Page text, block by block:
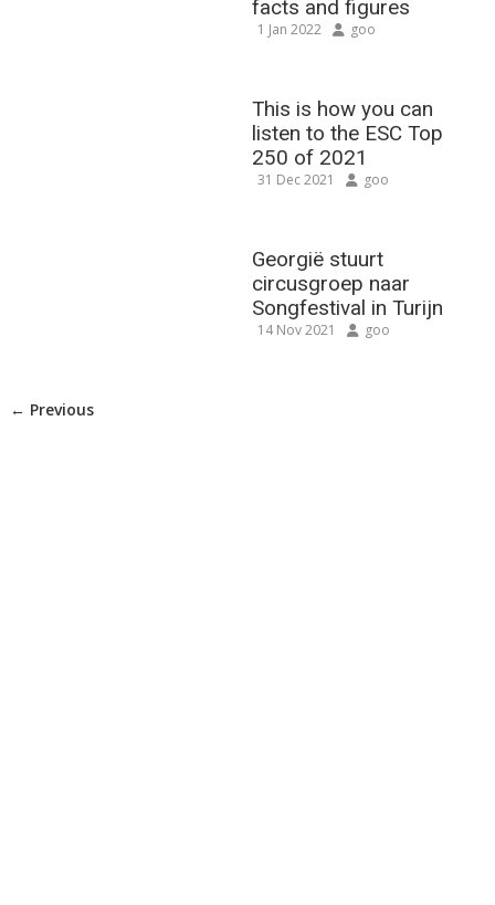
facts and figures
1 Jan 2022 goo
This is how you can
listen to the ESC Top
250 of 2021
31 Dec 2021 goo
Georgië stuurt
circusgroep naar
Songfestival in Turijn
14 Nov 2021 goo
← Previous